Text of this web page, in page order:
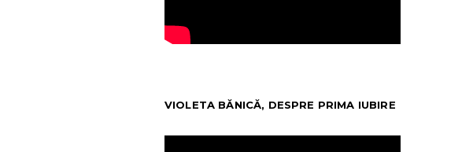
VIOLETA BĂNICĂ, DESPRE PRIMA IUBIRE